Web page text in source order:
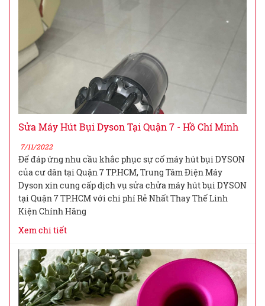
Sửa Máy Hút Bụi Dyson Tại Quận 7 - Hồ Chí Minh
7/11/2022
Để đáp ứng nhu cầu khắc phục sự cố máy hút bụi DYSON
của cư dân tại Quận 7 TP.HCM, Trung Tâm Điện Máy
Dyson xin cung cấp dịch vụ sửa chửa máy hút bụi DYSON
tại Quận 7 TP.HCM với chi phí Rẻ Nhất Thay Thế Linh
Kiện Chính Hãng
Xem chi tiết